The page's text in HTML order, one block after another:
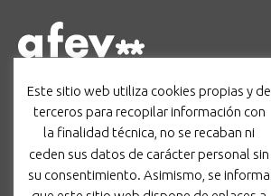
Barcelona
c/ Avinyó, 44, 3r, 08002
administracio@afev.org
93 624 17 19|605 96 70 36
Instagram
TikTok
LinkedIn
Este sitio web utiliza cookies propias y de
terceros para recopilar información con
la finalidad técnica, no se recaban ni
ceden sus datos de carácter personal sin
su consentimiento. Asimismo, se informa